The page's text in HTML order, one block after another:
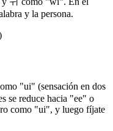
y la persona.
"ui" (sensación en dos
se reduce hacia "ee" o
como "ui", y luego fíjate